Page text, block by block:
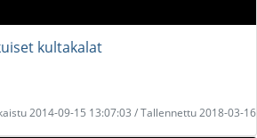
kultakalat
2014-09-15 13:07:03 / Tallennettu 2018-03-16